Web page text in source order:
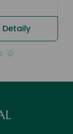
Detaily